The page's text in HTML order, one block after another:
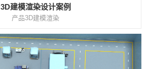
3D建模渲染设计案例
产品3D建模渲染